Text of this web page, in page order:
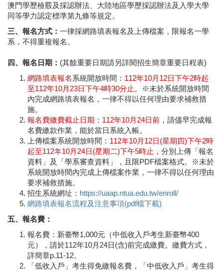
澳門學歷檢覈及採認辦法、大陸地區學歷採認辦法及入學大學
同等學力認定標準第九條等規定。
三、報名方式： 一律採網路填表報名及上傳檔案，限報名一學
系，不得重複報名。
四、報名日期： (其餘重要日期請另詳閱招生簡章重要日程表)
網路填表報名系統開放時間： 112年10月12日下午2時起
至112年10月23日下午4時30分止 。※未於系統開放時間
內完成網路填表報名，一律不得以任何理由要求補救措
施。
報名費繳費截止日期 ： 112年10月24日前 ，請儘早完成報
名費繳款作業，能於當日系統入帳。
上傳檔案系統開放時間： 112年10月12日(星期四)下午2時
起至112年10月24日(星期二)下午5時止 ，分別上傳「報名
資料」及「學系審查資料」，且限PDF檔案格式。※未於
系統開放時間內完成上傳檔案作業，一律不得以任何理由
要求補救措施。
招生系統網址： https://uaap.ntua.edu.tw/enroll/
網路填表報名流程及注意事項(pdf檔下載)
五、報名費：
報名費：新臺幣1,000元（中低收入戶考生新臺幣400
元），請於112年10月24日(含)前完成繳費。繳費方式，
詳簡章p.11-12。
「低收入戶」考生得免繳報名費，「中低收入戶」考生得